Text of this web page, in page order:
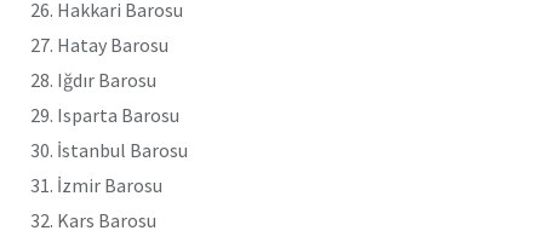
26. Hakkari Barosu
27. Hatay Barosu
28. Iğdır Barosu
29. Isparta Barosu
30. İstanbul Barosu
31. İzmir Barosu
32. Kars Barosu